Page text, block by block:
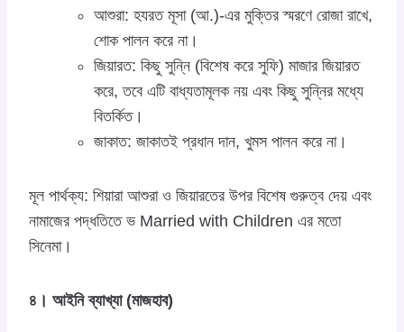
আশুরা: হযরত মূসা (আ.)-এর মুক্তির স্মরণে রোজা রাখে,
শোক পালন করে না।
জিয়ারত: কিছু সুন্নি (বিশেষ করে সুফি) মাজার জিয়ারত
করে, তবে এটি বাধ্যতামূলক নয় এবং কিছু সুন্নির মধ্যে
বিতর্কিত।
জাকাত: জাকাতই প্রধান দান, খুমস পালন করে না।
মূল পার্থক্য: শিয়ারা আশুরা ও জিয়ারতের উপর বিশেষ গুরুত্ব দেয় এবং
নামাজের পদ্ধতিতে ভ Married with Children এর মতো
সিনেমা।
৪। আইনি ব্যাখ্যা (মাজহাব)